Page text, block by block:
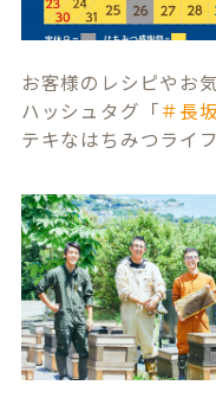
お客様のレシピやお
ハッシュタグ「＃長
テキなはちみつライ